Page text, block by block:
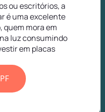
ou escritórios, a
é uma excelente
quem mora em
luz consumindo
em placas